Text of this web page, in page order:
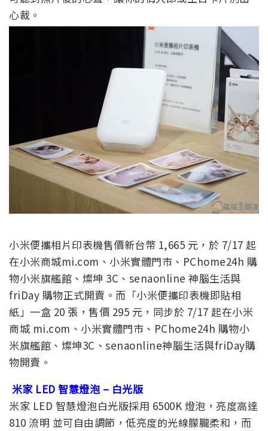
心裁。
小米便攜相片印表機售價新台幣 1,665 元，於 7/17 起
在小米商城mi.com、小米實體門市、PChome24h 購
物小米旗艦館、燦坤 3C、senaonline 神腦生活與
friDay 購物正式開賣。而「小米便攜印表機即貼相
紙」一盒 20 張，售價 295 元，同步於 7/17 起在小米
商城 mi.com、小米實體門市、PChome24h 購物小
米旗艦館、燦坤3C、senaonline神腦生活與friDay購
物開賣。
米家 LED 智慧燈泡 – 白光版
米家 LED 智慧燈泡白光版採用 6500K 燈泡，亮度高達
810 流明 並可自由調節，低亮度的光線朦朧柔和，而